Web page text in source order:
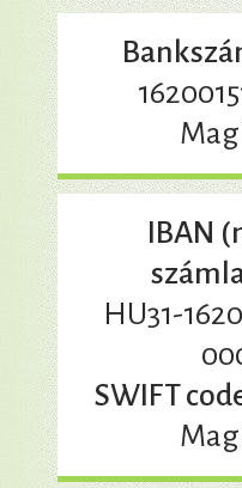
IBAN
HU31-
SWIFT